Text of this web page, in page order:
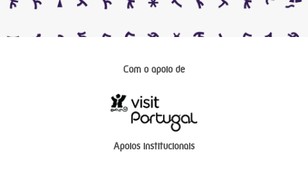
Com o apoio de
Apoios institucionais